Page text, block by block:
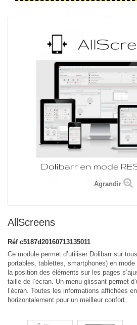
Agrandir
AllScreens
Réf c5187d20160713135011
Ce module permet d’utiliser Dolibarr sur
portables, tablettes, smartphones) en mode
la position des éléments sur les pages
taille de l’écran. Un menu glissant permet
l’écran. Toutes les informations affichées
horizontalement pour un meilleur confort.